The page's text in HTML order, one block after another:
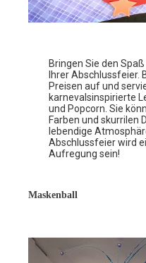
Bringen Sie den
Ihrer Abschlussfeier.
Preisen auf und
karnevalsinspirierte
und Popcorn. Sie
Farben und skurrilen
lebendige
Abschlussfeier wird
Aufregung sein!
Maskenball